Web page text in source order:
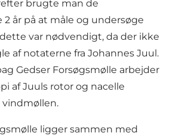
brugte man de
år på at måle og undersøge
var nødvendigt, da der ikke
af notaterne fra Johannes Juul.
Gedser Forsøgsmølle arbejder
af Juuls rotor og nacelle
vindmøllen.
ligger sammen med